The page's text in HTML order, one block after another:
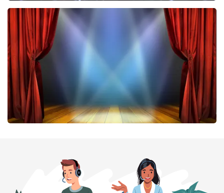
Megadeth
383 laatste 30 minuten
BESTEL NU
BESTEL NU